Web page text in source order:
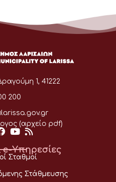
1, 41222
200
(αρχείο pdf)
Υπηρεσίες
Σταθμοί
Στάθμευσης